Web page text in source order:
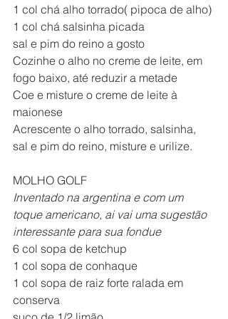
1 col chá alho torrado( pipoca de alho)
1 col chá salsinha picada
sal e pim do reino a gosto
Cozinhe o alho no creme de leite, em
fogo baixo, até reduzir a metade
Coe e misture o creme de leite à
maionese
Acrescente o alho torrado, salsinha,
sal e pim do reino, misture e urilize.
MOLHO GOLF
Inventado na argentina e com um
toque americano, ai vai uma sugestão
interessante para sua fondue
6 col sopa de ketchup
1 col sopa de conhaque
1 col sopa de raiz forte ralada em
conserva